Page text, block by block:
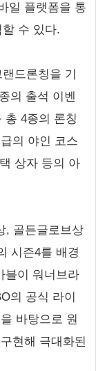
일 플랫폼을 통
수 있다.
드론칭을 기
의 출석 이벤
총 4종의 론칭
의 야인 코스
상자 등의 아
, 골든글로브상
시즌4를 배경
블이 워너브라
의 공식 라이
바탕으로 원
현해 극대화된